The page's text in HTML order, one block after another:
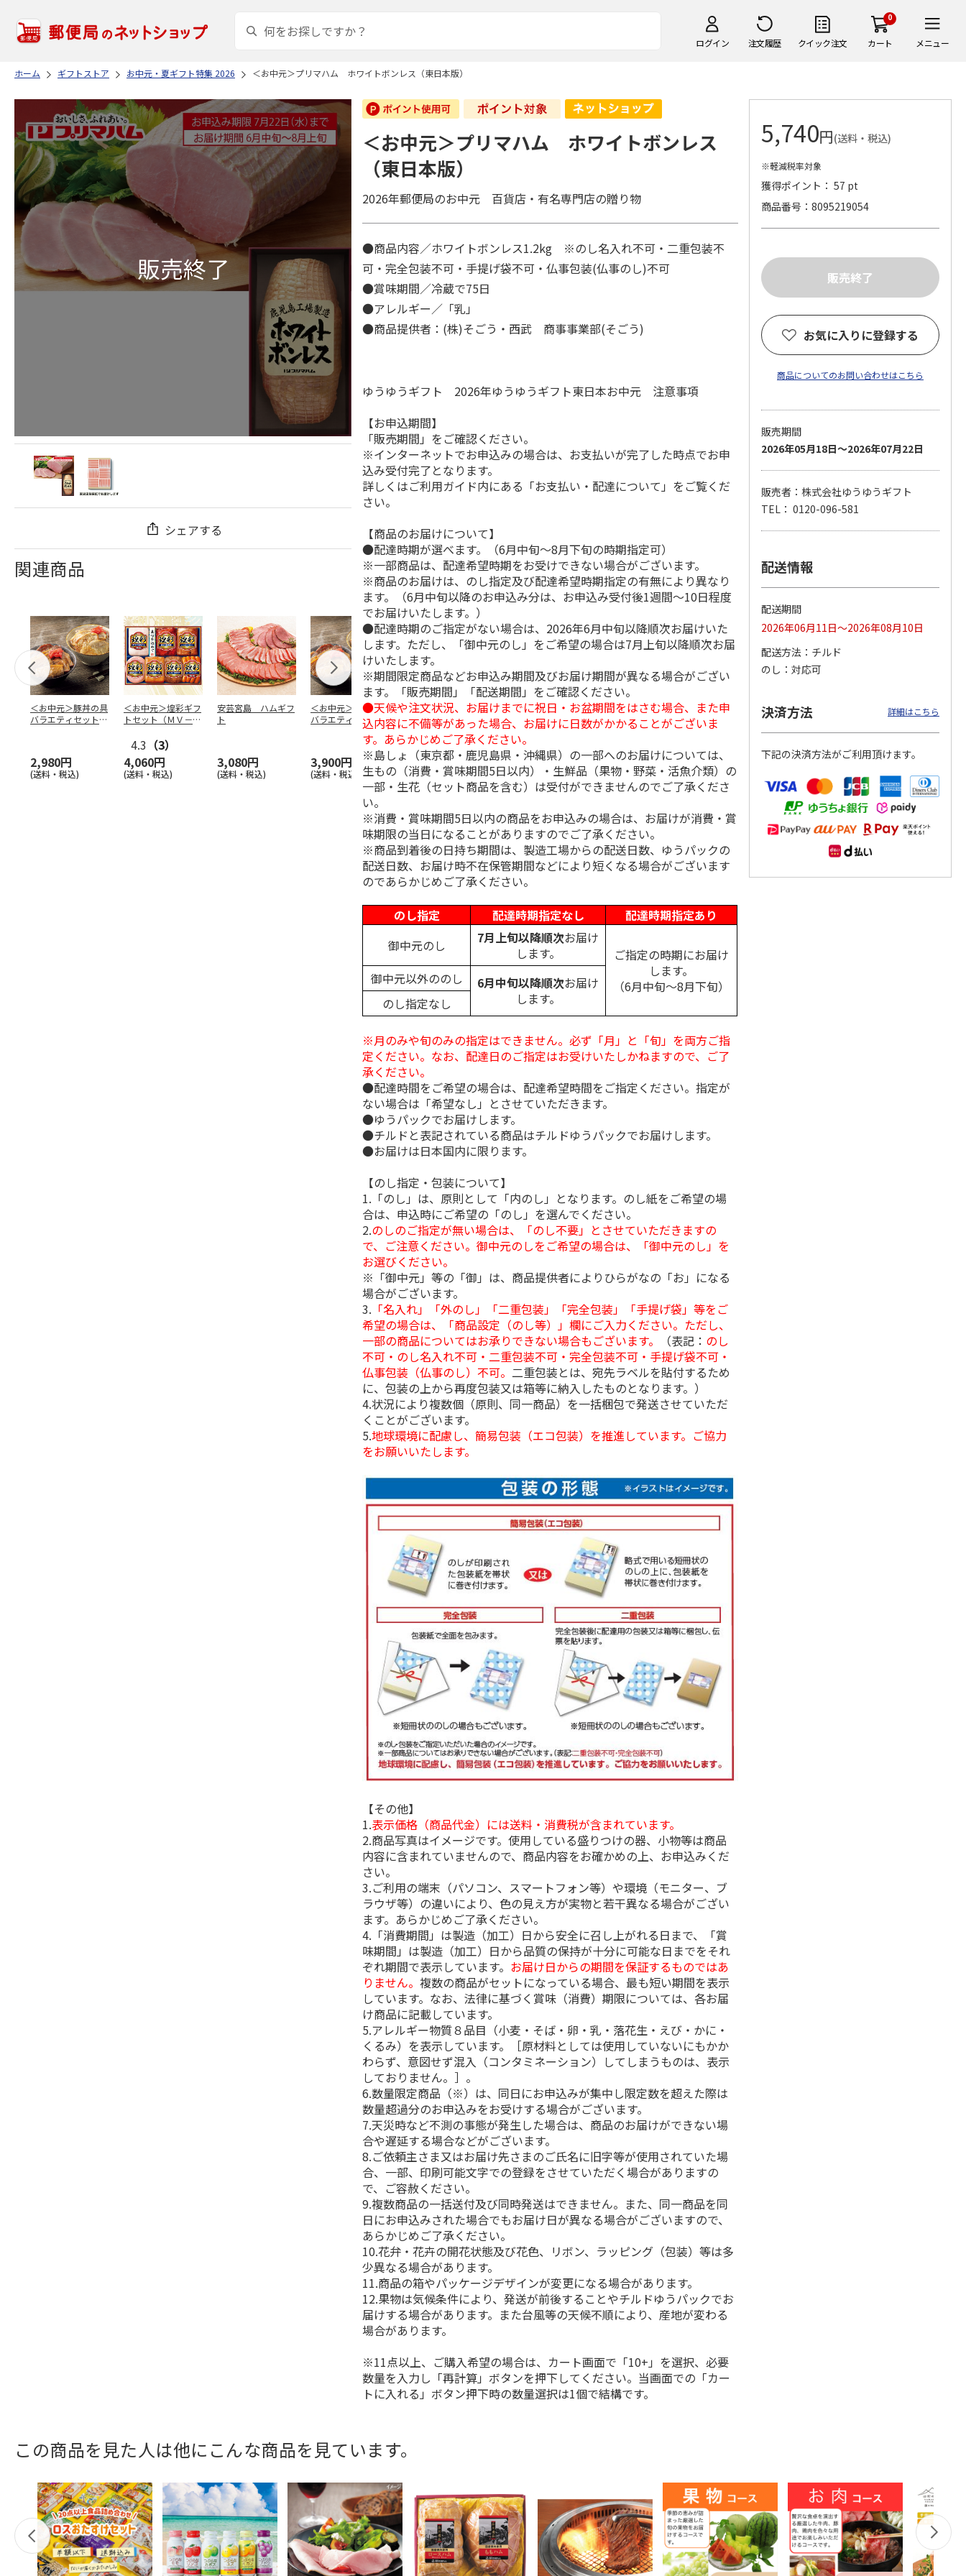
ログイン 注文履歴 クイック注文
0
カート メニュー
ホーム ギフトストア お中元・夏ギフト特集 2026 ＜お中元＞プリマハム ホワイトボンレス（東日本版）
シェアする
関連商品
＜お中元＞豚丼の具
バラエティセット
2,980円
(送料・税込)
＜お中元＞煌彩ギフ
トセット（ＭＶ－５
4.3 （3）
4,060円
(送料・税込)
安芸宮島 ハムギフ
ト
3,080円
(送料・税込)
＜お中元＞豚丼の具
バラエティセット
3,900円
(送料・税込)
＜お中元＞【冷凍】
６種類のお肉ソムリ
エアソートＢＯＸ
5,980円
(送料・税込)
＜お中元＞やまがた
雪豚ロースみそ漬７
０ｇ×６
5.0（1）
3,780円
(送料・税込)
＜お中元＞モクモ
ク 原形ベーコンと
ソーセージセット
3,240円
(送料・税込)
【冷凍】北海道直送
北海道帯広の繁盛
店 豚丼6食セット
3,980円
(送料別・税込)
＜お中元＞やまがた
雪豚ロースみそ漬７
０ｇ×５
3,240円
＜お中元＞＜帯広
豚丼一番＞特上豚丼
の具３種セット
4,980円
(送料・税込)
＜お中元＞プリマハム ホワイトボンレス
（東日本版）
2026年郵便局のお中元 百貨店・有名専門店の贈り物
●商品内容／ホワイトボンレス1.2kg ※のし名入れ不可・二重包装不
可・完全包装不可・手提げ袋不可・仏事包装(仏事のし)不可
●賞味期間／冷蔵で75日
●アレルギー／「乳」
●商品提供者：(株)そごう・西武 商事事業部(そごう)
ゆうゆうギフト 2026年ゆうゆうギフト東日本お中元 注意事項
【お申込期間】
「販売期間」をご確認ください。
※インターネットでお申込みの場合は、お支払いが完了した時点でお申
込み受付完了となります。
詳しくはご利用ガイド内にある「お支払い・配達について」をご覧くだ
さい。
【商品のお届けについて】
●配達時期が選べます。（6月中旬～8月下旬の時期指定可）
※一部商品は、配達希望時期をお受けできない場合がございます。
※商品のお届けは、のし指定及び配達希望時期指定の有無により異なり
ます。（6月中旬以降のお申込み分は、お申込み受付後1週間～10日程度
でお届けいたします。）
●配達時期のご指定がない場合は、2026年6月中旬以降順次お届けいた
します。ただし、「御中元のし」をご希望の場合は7月上旬以降順次お届
けいたします。
※期間限定商品などお申込み期間及びお届け期間が異なる場合がござい
ます。「販売期間」「配送期間」をご確認ください。
●天候や注文状況、お届けまでに祝日・お盆期間をはさむ場合、また申
込内容に不備等があった場合、お届けに日数がかかることがございま
す。あらかじめご了承ください。
※島しょ（東京都・鹿児島県・沖縄県）の一部へのお届けについては、
生もの（消費・賞味期間5日以内）・生鮮品（果物・野菜・活魚介類）の
一部・生花（セット商品を含む）は受付ができませんのでご了承くださ
い。
※消費・賞味期間5日以内の商品をお申込みの場合は、お届けが消費・賞
味期限の当日になることがありますのでご了承ください。
※商品到着後の日持ち期間は、製造工場からの配送日数、ゆうパックの
配送日数、お届け時不在保管期間などにより短くなる場合がございます
のであらかじめご了承ください。
のし指定
配達時期指定なし
配達時期指定あり
御中元のし
7月上旬以降順次お届け
します。
ご指定の時期にお届け
します。
（6月中旬～8月下旬）
御中元以外ののし 6月中旬以降順次お届け
します。
のし指定なし
※月のみや旬のみの指定はできません。必ず「月」と「旬」を両方ご指
定ください。なお、配達日のご指定はお受けいたしかねますので、ご了
承ください。
●配達時間をご希望の場合は、配達希望時間をご指定ください。指定が
ない場合は「希望なし」とさせていただきます。
●ゆうパックでお届けします。
●チルドと表記されている商品はチルドゆうパックでお届けします。
●お届けは日本国内に限ります。
【のし指定・包装について】
1.「のし」は、原則として「内のし」となります。のし紙をご希望の場
合は、申込時にご希望の「のし」を選んでください。
2.のしのご指定が無い場合は、「のし不要」とさせていただきますの
で、ご注意ください。御中元のしをご希望の場合は、「御中元のし」を
お選びください。
※「御中元」等の「御」は、商品提供者によりひらがなの「お」になる
場合がございます。
3. 「名入れ」「外のし」「二重包装」「完全包装」「手提げ袋」等をご
希望の場合は、「商品設定（のし等）」欄にご入力ください。ただし、
一部の商品についてはお承りできない場合もございます。
（表記： のし
不可・のし名入れ不可・二重包装不可・完全包装不可・手提げ袋不可・
仏事包装（仏事のし）不可。 二重包装とは、宛先ラベルを貼付するため
に、包装の上から再度包装又は箱等に納入したものとなります。）
4.状況により複数個（原則、同一商品）を一括梱包で発送させていただ
くことがございます。
5.地球環境に配慮し、簡易包装（エコ包装）を推進しています。ご協力
をお願いいたします。
【その他】
1.表示価格（商品代金）には送料・消費税が含まれています。
2.商品写真はイメージです。使用している盛りつけの器、小物等は商品
内容に含まれていませんので、商品内容をお確かめの上、お申込みくだ
さい。
3.ご利用の端末（パソコン、スマートフォン等）や環境（モニター、ブ
ラウザ等）の違いにより、色の見え方が実物と若干異なる場合がござい
ます。あらかじめご了承ください。
4.「消費期間」は製造（加工）日から安全に召し上がれる日まで、「賞
味期間」は製造（加工）日から品質の保持が十分に可能な日までをそれ
ぞれ期間で表示しています。 お届け日からの期間を保証するものではあ
りません。複数の商品がセットになっている場合、最も短い期間を表示
しています。なお、法律に基づく賞味（消費）期限については、各お届
け商品に記載しています。
5.アレルギー物質８品目（小麦・そば・卵・乳・落花生・えび・かに・
くるみ）を表示しています。［原材料としては使用していないにもかか
わらず、意図せず混入（コンタミネーション）してしまうものは、表示
しておりません。］。
6.数量限定商品（※）は、同日にお申込みが集中し限定数を超えた際は
数量超過分のお申込みをお受けする場合がございます。
7.天災時など不測の事態が発生した場合は、商品のお届けができない場
合や遅延する場合などがございます。
8.ご依頼主さま又はお届け先さまのご氏名に旧字等が使用されていた場
合、一部、印刷可能文字での登録をさせていただく場合がありますの
で、ご容赦ください。
9.複数商品の一括送付及び同時発送はできません。また、同一商品を同
日にお申込みされた場合でもお届け日が異なる場合がございますので、
あらかじめご了承ください。
10.花弁・花卉の開花状態及び花色、リボン、ラッピング（包装）等は多
少異なる場合があります。
11.商品の箱やパッケージデザインが変更になる場合があります。
12.果物は気候条件により、発送が前後することやチルドゆうパックでお
届けする場合があります。また台風等の天候不順により、産地が変わる
場合があります。
※11点以上、ご購入希望の場合は、カート画面で「10+」を選択、必要
数量を入力し「再計算」ボタンを押下してください。当画面での「カー
トに入れる」ボタン押下時の数量選択は1個で結構です。
5,740円(送料・税込)
※軽減税率対象
獲得ポイント： 57 pt
商品番号
8095219054
お気に入りに登録する
商品についてのお問い合わせはこちら
販売期間
2026年05月18日～2026年07月22日
販売者：株式会社ゆうゆうギフト
TEL： 0120-096-581
配送情報
配送期間
2026年06月11日～2026年08月10日
配送方法
チルド
のし
対応可
決済方法 詳細はこちら
下記の決済方法がご利用頂けます。
この商品を見た人は他にこんな商品を見ています。